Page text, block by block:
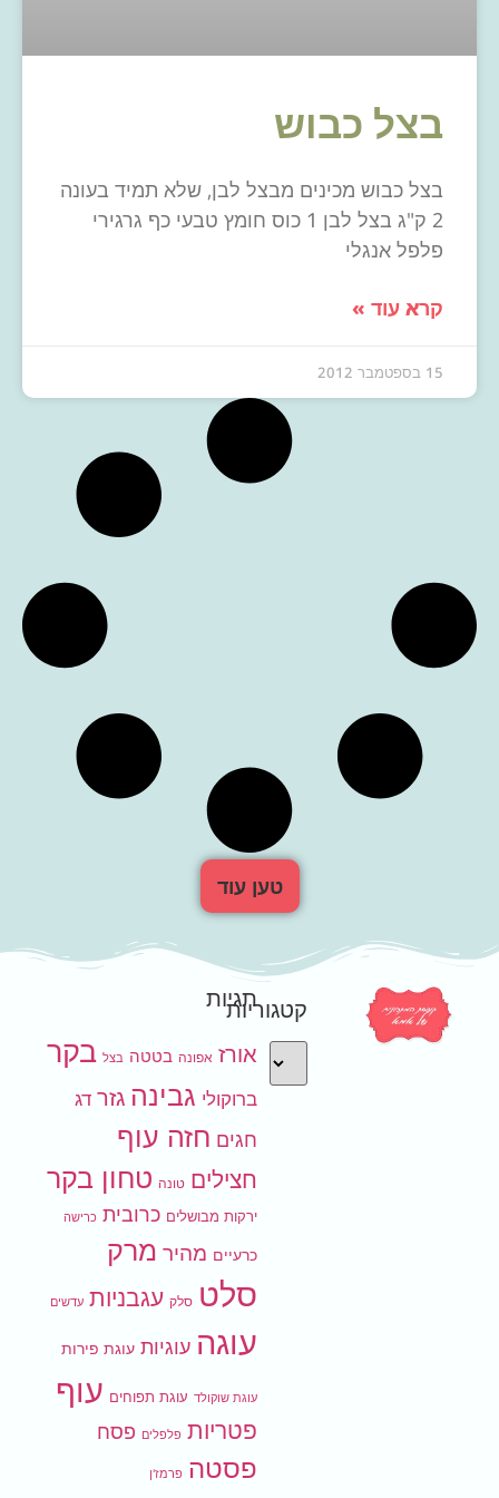
בצל כבוש
בצל כבוש מכינים מבצל לבן, שלא תמיד בעונה
2 ק"ג בצל לבן 1 כוס חומץ טבעי כף גרגירי
פלפל אנגלי
קרא עוד »
15 בספטמבר 2012
טען עוד
קטגוריות
תגיות
אורז אפונה בטטה בצל בקר
ברוקולי גבינה גזר דג
חגים חזה עוף
חצילים טונה טחון בקר
ירקות מבושלים כרובית כרישה
כרעיים מהיר מרק
סלט סלק עגבניות עדשים
עוגה עוגיות עוגת פירות
עוגת שוקולד עוגת תפוחים עוף
פטריות פלפלים פסח
פסטה פרמז'ן